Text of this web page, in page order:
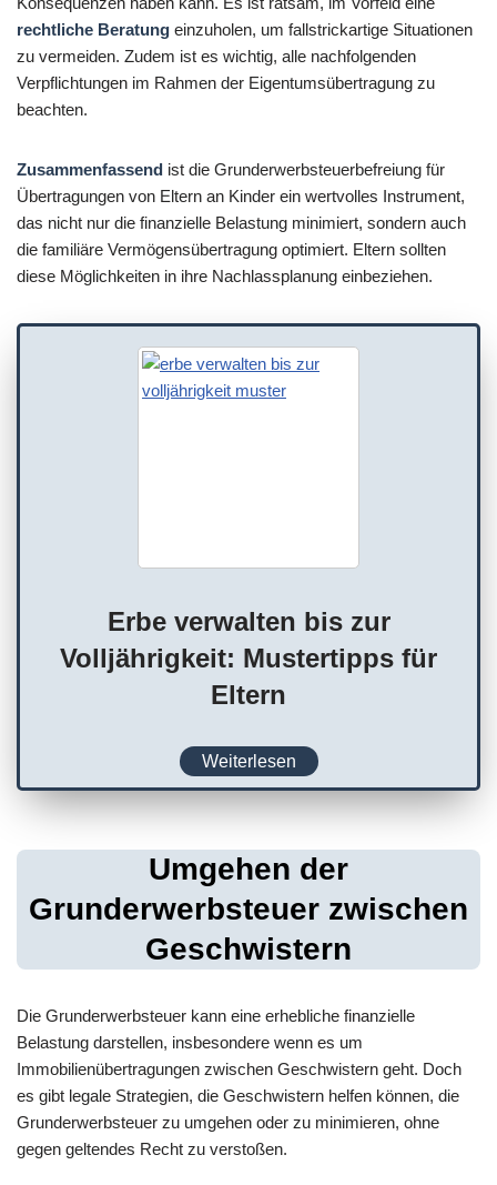
rechtliche Beratung einzuholen, um fallstrickartige Situationen
zu vermeiden. Zudem ist es wichtig, alle nachfolgenden
Verpflichtungen im Rahmen der Eigentumsübertragung zu
beachten.
Zusammenfassend ist die Grunderwerbsteuerbefreiung für
Übertragungen von Eltern an Kinder ein wertvolles Instrument,
das nicht nur die finanzielle Belastung minimiert, sondern auch
die familiäre Vermögensübertragung optimiert. Eltern sollten
diese Möglichkeiten in ihre Nachlassplanung einbeziehen.
Erbe verwalten bis zur
Volljährigkeit: Mustertipps für
Eltern
Weiterlesen
Umgehen der
Grunderwerbsteuer zwischen
Geschwistern
Die Grunderwerbsteuer kann eine erhebliche finanzielle
Belastung darstellen, insbesondere wenn es um
Immobilienübertragungen zwischen Geschwistern geht. Doch
es gibt legale Strategien, die Geschwistern helfen können, die
Grunderwerbsteuer zu umgehen oder zu minimieren, ohne
gegen geltendes Recht zu verstoßen.